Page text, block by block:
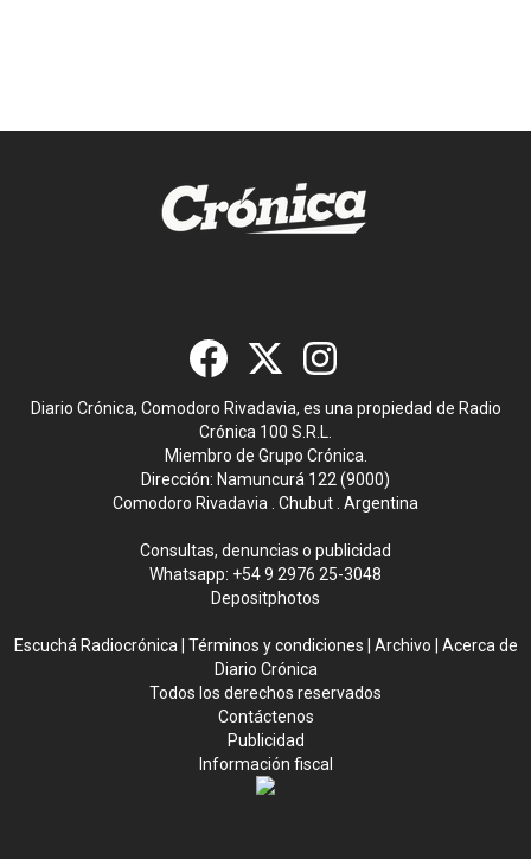
Diario Crónica, Comodoro Rivadavia, es una propiedad de Radio
Crónica 100 S.R.L.
Miembro de Grupo Crónica.
Dirección: Namuncurá 122 (9000)
Comodoro Rivadavia . Chubut . Argentina
Consultas, denuncias o publicidad
Whatsapp: +54 9 2976 25-3048
Depositphotos
Escuchá Radiocrónica Términos y condiciones Archivo
Acerca de
Diario Crónica
Todos los derechos reservados
Contáctenos
Publicidad
Información fiscal